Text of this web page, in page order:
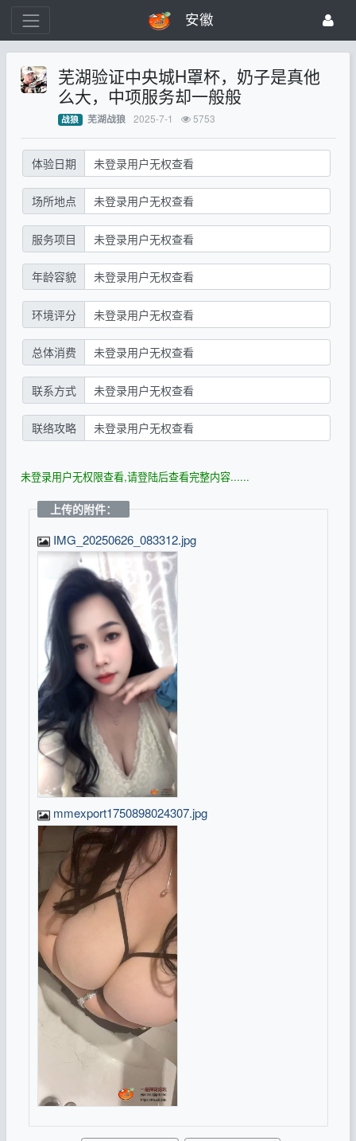
安徽
芜湖验证中央城H罩杯，奶子是真他
么大，中项服务却一般般
战狼 芜湖战狼 2025-7-1 5753
体验日期 未登录用户无权查看
场所地点 未登录用户无权查看
服务项目 未登录用户无权查看
年龄容貌 未登录用户无权查看
环境评分 未登录用户无权查看
总体消费 未登录用户无权查看
联系方式 未登录用户无权查看
联络攻略 未登录用户无权查看
未登录用户无权限查看,请登陆后查看完整内容......
上传的附件：
IMG_20250626_083312.jpg
mmexport1750898024307.jpg